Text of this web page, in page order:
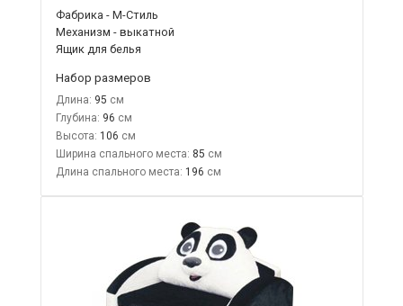
Фабрика - М-Стиль
Механизм - выкатной
Ящик для белья
Набор размеров
Длина: 95
Глубина: 96
Высота: 106
Ширина спального места: 85
Длина спального места: 196